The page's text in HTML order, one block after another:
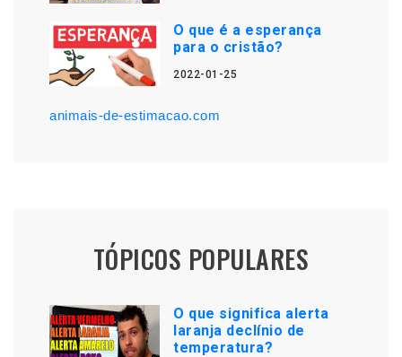
O que é a esperança
para o cristão?
2022-01-25
animais-de-estimacao.com
TÓPICOS POPULARES
O que significa alerta
laranja declínio de
temperatura?